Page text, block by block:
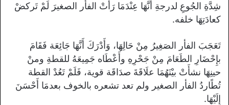
شِدَّةِ الجُوعِ لدرجةِ أَنَّهَا عِنْدَمَا رَأَتْ الفأر الصغيرَ لَمْ تَركضْ
كعادَتِهَا خلفه.
تَعَجَبَ الفأر الصَغِيرُ مِنْ حَالِهَا، وَأَدْرَكَ أَنَّهَا جَائِعَة فَقَامَ
بإِحْضَارِ الطَعَامَ مِنْ جَحْرِهِ وأَعْطَاه جَمِيعَهُ للقطةِ ومنْ
حينِهَا نشأَتْ بيْنَهُمَا علَاقَةَ صدَاقَة قوية، فَلَمْ تَعُدْ القطة
تُطًاردُ الفأر الصغير ولم تعد تشعره بالخوف بعدمَا أَحْسَنَ
إِلَيْهَا.